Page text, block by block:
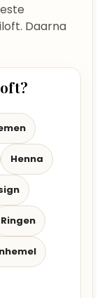
Daarna
Henna
Ringen